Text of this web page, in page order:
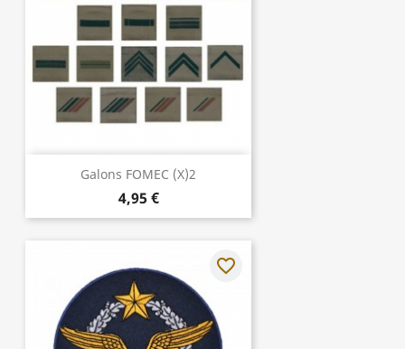
Galons FOMEC (x)2
4,95 €
favorite_border